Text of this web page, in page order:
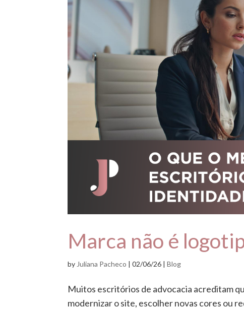
Marca não é
by Juliana Pacheco |02/06/26 |Blog
Muitos escritórios de advocacia acreditam
modernizar o site, escolher novas cores ou